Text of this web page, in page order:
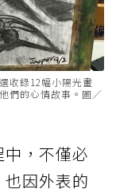
收錄12幅小陽光畫
們的心情故事。圖／
，不僅必
因外表的